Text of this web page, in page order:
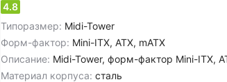
4.8
Типоразмер: Midi-Tower
Форм-фактор: Mini-ITX, ATX, mATX
Описание: Midi-Tower, форм-фактор Mini-ITX, ATX, mATX, блок
Материал корпуса: сталь